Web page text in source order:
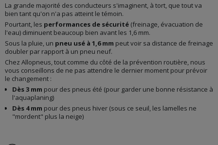
La grande majorité des conducteurs s'imaginent, à tort, que tout va
bien tant qu'on n'a pas atteint le témoin.
Pourtant, les performances de sécurité (freinage, évacuation de
l'eau) diminuent beaucoup bien avant les 1,6 mm.
Sous la pluie, un pneu usé à 1,6 mm peut voir sa distance de freinage
doubler par rapport à un pneu neuf.
Chez Allopneus, tout comme du côté de la prévention routière, nous
vous conseillons de ne pas attendre le dernier moment pour prévoir
le changement :
Dès 3 mm pour des pneus été (pour garder une bonne résistance à
l'aquaplaning)
Dès 4 mm pour des pneus hiver (sous ce seuil, les lamelles ne
"mordent" plus la neige)